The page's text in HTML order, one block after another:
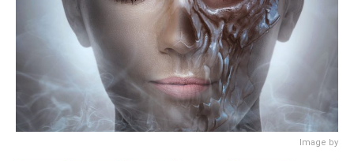
Image by